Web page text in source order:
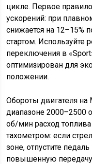
цикле. Первое
ускорений: при
снижается на 12–15%
стартом. Используйте
переключения в
оптимизирован для
положении.
Обороты двигателя
диапазоне
об/мин расход топлива
тахометром: если
зоне, отпустите
повышенную передачу